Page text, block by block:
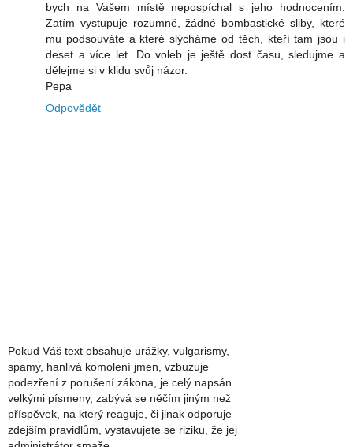
bych na Vašem místě nepospíchal s jeho hodnocením.
Zatím vystupuje rozumně, žádné bombastické sliby, které
mu podsouváte a které slýcháme od těch, kteří tam jsou i
deset a více let. Do voleb je ještě dost času, sledujme a
dělejme si v klidu svůj názor.
Pepa
Odpovědět
Pokud Váš text obsahuje urážky, vulgarismy,
spamy, hanlivá komolení jmen, vzbuzuje
podezření z porušení zákona, je celý napsán
velkými písmeny, zabývá se něčím jiným než
příspěvek, na který reaguje, či jinak odporuje
zdejším pravidlům, vystavujete se riziku, že jej